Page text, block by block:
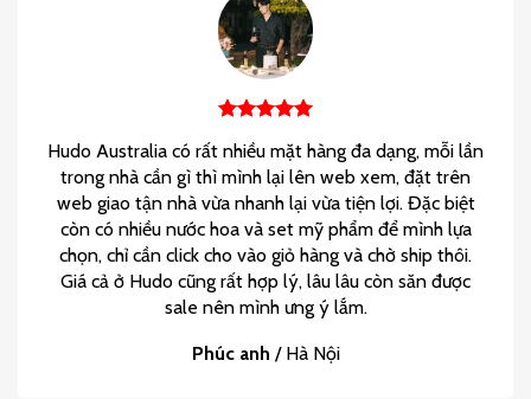
Hudo Australia có rất nhiều mặt hàng đa dạng, mỗi lần
trong nhà cần gì thì mình lại lên web xem, đặt trên
web giao tận nhà vừa nhanh lại vừa tiện lợi. Đặc biệt
còn có nhiều nước hoa và set mỹ phẩm để mình lựa
chọn, chỉ cần click cho vào giỏ hàng và chờ ship thôi.
Giá cả ở Hudo cũng rất hợp lý, lâu lâu còn săn được
sale nên mình ưng ý lắm.
Phúc anh / Hà Nội